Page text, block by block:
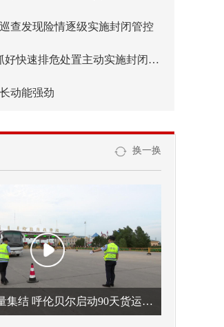
查发现险情逐级实施封闭管控
甘肃205省道抓好快速排危处置主动实施封闭管控
动能强劲
换一换
三方执法力量集结 呼伦贝尔启动90天货运车辆违法专项整治